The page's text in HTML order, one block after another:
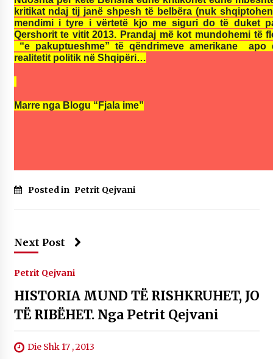
kritikat ndaj tij janë shpesh të belbëra (nuk
mendimi i tyre i vërtetë kjo me siguri do të duket
Qershorit te vitit 2013. Prandaj më kot mundohemi të
“e pakuptueshme” të qëndrimeve amerikane apo
realitetit politik në Shqipëri…
Marre nga Blogu “Fjala ime”
Posted in Petrit Qejvani
Next Post
Petrit Qejvani
HISTORIA MUND TË RISHKRUHET, JO
TË RIBËHET. Nga Petrit Qejvani
Die Shk 17 , 2013